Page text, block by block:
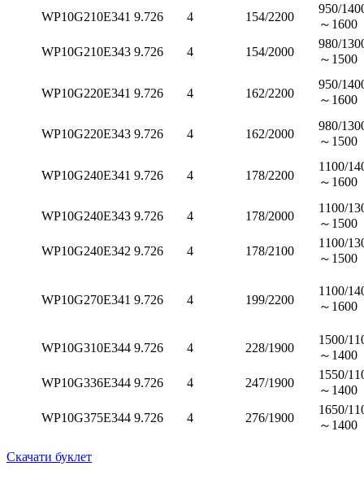
WP10G210E341 9.726 4 154/2200
950/
～1600
WP10G210E343 9.726 4 154/2000
980/
～1500
WP10G220E341 9.726 4 162/2200
950/
～1600
WP10G220E343 9.726 4 162/2000
980/
～1500
WP10G240E341 9.726 4 178/2200
1100/
～1600
WP10G240E343 9.726 4 178/2000
1100/
～1500
WP10G240E342 9.726 4 178/2100
1100/
～1500
WP10G270E341 9.726 4 199/2200
1100/
～1600
WP10G310E344 9.726 4 228/1900
1500/
～1400
WP10G336E344 9.726 4 247/1900
1550/
～1400
WP10G375E344 9.726 4 276/1900
1650/
～1400
Скачати буклет